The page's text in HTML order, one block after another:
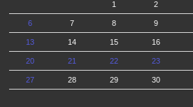
1 2
6 7 8 9
13 14 15 16
20 21 22 23
27 28 29 30